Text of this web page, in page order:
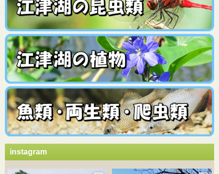
instagram